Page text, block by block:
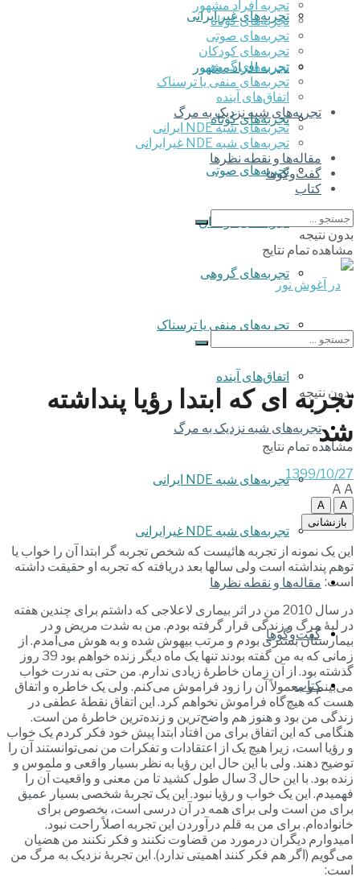
تجربه‌های غیر ایرانی
تجربه افراد مشهور
تجربه‌های کوتاه
تجربه‌های صوتی
تجربه‌های کودکان
تجربه‌های گروهی
‌تجربه‌های منفی یا ترسناک
اتفاق‌های آینده
تجربه‌های شبه نزدیک به مرگ
تجربه‌های شبه NDE ایرانی
تجربه‌های شبه NDE غیرایرانی
مقاله‌ها و نقطه نظرها
گفت‌وگوها
کتاب
تجربه افراد مشهور
تجربه‌های کوتاه
تجربه‌های صوتی
تجربه‌های کودکان
تجربه‌های گروهی
‌تجربه‌های منفی یا ترسناک
اتفاق‌های آینده
تجربه‌های شبه نزدیک به مرگ
تجربه‌های شبه NDE ایرانی
تجربه‌های شبه NDE غیرایرانی
مقاله‌ها و نقطه نظرها
گفت‌وگوها
کتاب
بدون نتیجه
مشاهده تمام نتایج
بدون نتیجه
مشاهده تمام نتایج
تجربه ای که ابتدا رؤیا پنداشته
شد
1399/10/27
A A
A
A
بازنشانی
این یک نمونه از تجربه هائیست که شخص تجربه گر ابتدا آن را خواب یا
توهم پنداشته است ولی سالها بعد دریافته که تجربه او حقیقت داشته
است:
در سال 2010 من در اثر بیماری لاعلاجی که داشتم برای چندین هفته
در لبۀ مرگ و زندگی قرار گرفته بودم. من به شدت مریض و در
بیمارستان بستری بودم و مرتب بیهوش شده و به هوش می‌آمدم. از
زمانی که به من گفته بودند تنها یک ماه دیگر زنده خواهم بود 39 روز
گذشته بود. از آن زمان خاطرۀ زیادی ندارم. من حتی به ندرت خواب
می‌بینم و معمولاً آن را زود فراموش می‌کنم. ولی یک خاطره و اتفاق
هست که هیچ‌گاه فراموش نخواهم کرد. این اتفاق نقطۀ عطفی در
زندگی من بود و هنوز هم واضح‌ترین و زنده‌ترین خاطرۀ من است.
هنگامی که این اتفاق برای من افتاد ابتدا پیش خود فکر کردم یک خواب
و رؤیا است، زیرا هیچ یک از اعتقادات و تفکرات من نمی‌توانستند آن را
توضیح دهند. ولی با این حال این رؤیا به نظر بسیار واقعی و ملموس و
زنده بود. با این حال 3 سال طول کشید تا من معنی و واقعیت آن را
فهمیدم. این یک خواب و رؤیا نبود. این یک تجربۀ شخصی بسیار عمیق
برای من است ولی برای همه در آن درسی است، بخصوص برای
خانواده‌ام. برای من به قلم درآوردن این تجربه اصلاً راحت نبود.
امیدوارم دیگران درمورد من قضاوت نکنند و فکر نکنند من هضیان
می‌گویم (اگر هم فکر کنند اهمیتی ندارد). این تجربۀ نزدیک به مرگ من
است: